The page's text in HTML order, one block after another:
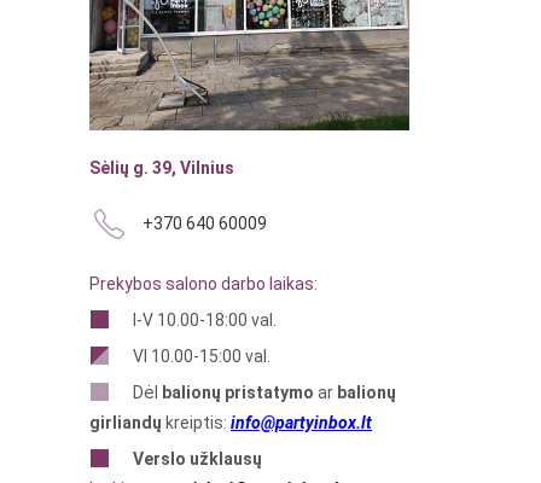
Sėlių g. 39, Vilnius
+370 640 60009
Prekybos salono darbo laikas:
I-V 10.00-18:00 val.
VI 10.00-15:00 val.
Dėl
balionų pristatymo ar balionų
girliandų kreiptis: info@partyinbox.lt
Verslo užklausų